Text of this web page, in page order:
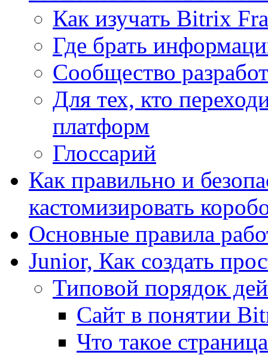
Как изучать Bitrix
Где брать
Сообщество
Для тех, кто
платформ
Глоссарий
Как правильно и
кастомизировать
Основные правила
Junior, Как создать
Типовой порядок
Сайт в понятии
Что такое страница